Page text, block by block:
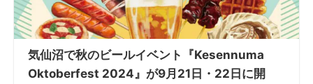
気仙沼で秋のビールイベント『Kesennuma
Oktoberfest 2024』が9月21日・22日に開